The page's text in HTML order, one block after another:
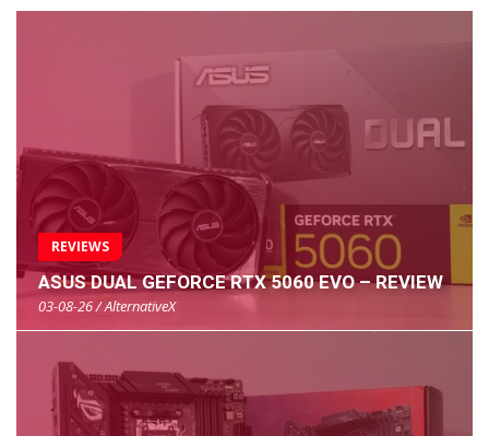
REVIEWS
ASUS DUAL GEFORCE RTX 5060 EVO – REVIEW
03-08-26 / AlternativeX